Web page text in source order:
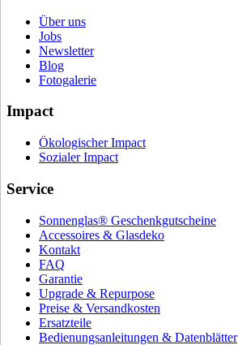
Über uns
Jobs
Newsletter
Blog
Fotogalerie
Impact
Ökologischer Impact
Sozialer Impact
Service
Sonnenglas® Geschenkgutscheine
Accessoires & Glasdeko
Kontakt
FAQ
Garantie
Upgrade & Repurpose
Preise & Versandkosten
Ersatzteile
Bedienungsanleitungen & Datenblätter